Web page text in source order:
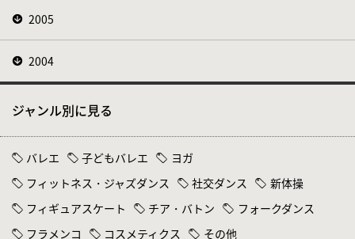
2005
2004
ジャンル別に見る
バレエ 子どもバレエ
ヨガ
フィットネス・ジャズダンス
社交ダンス
新体操
フィギュアスケート
チア・バトン
フォークダンス
フラメンコ
コスメティクス その他